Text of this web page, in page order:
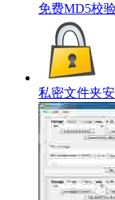
免费MD5校
私密文件夹